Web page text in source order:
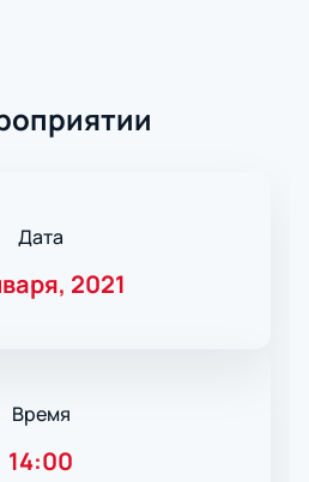
Дата
2021
Время
14:00